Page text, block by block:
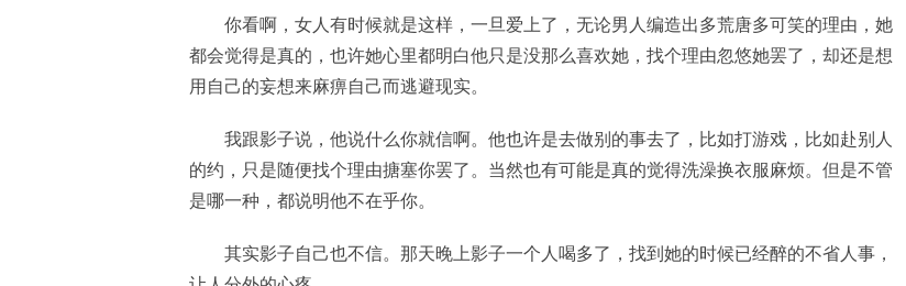
你看啊，女人有时候就是这样，一旦爱上了，无论男人编造出多荒唐多可笑的理由，她
都会觉得是真的，也许她心里都明白他只是没那么喜欢她，找个理由忽悠她罢了，却还是想
用自己的妄想来麻痹自己而逃避现实。
我跟影子说，他说什么你就信啊。他也许是去做别的事去了，比如打游戏，比如赴别人
的约，只是随便找个理由搪塞你罢了。当然也有可能是真的觉得洗澡换衣服麻烦。但是不管
是哪一种，都说明他不在乎你。
其实影子自己也不信。那天晚上影子一个人喝多了，找到她的时候已经醉的不省人事，